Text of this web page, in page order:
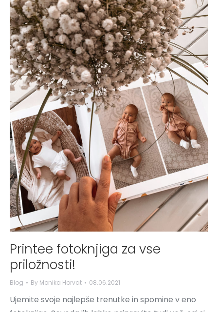
Printee fotoknjiga za vse
priložnosti!
Blog By Monika Horvat 08.06.2021
Ujemite svoje najlepše trenutke in spomine v eno